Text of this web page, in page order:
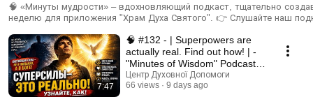
🧠 «Минуты мудрости» – вдохновляющий подкаст, тщательно
неделю для приложения "Храм Духа Святого". 👉 Слушайте наш подкаст еженедельно
https://play.google.com/store/apps/details?id=com.helpcenter24.org ➡️ iOS:
https://apps.apple.com/ua/app/%D1%85%D1%80%D0%B0%D0%BC-
%D0%B4%D1%83%D1%85%D0%B0-
%D1%81%D0%B2%D1%8F%D1%82%D0%BE%D0%B3%D0%BE/id1560889162 👉
участие в нашей группе: ➡️ Viber: https://invite.viber.com/?
7:47
🧠 #132 - | Superpowers are
actually real. Find out how! | -
"Minutes of Wisdom" Podcast
#sermon
Центр Духовної Допомоги
66 views
9 days ago